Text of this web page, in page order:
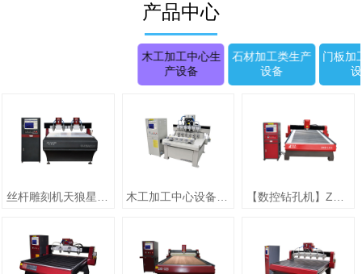
产品中心
木工加工中心生
产设备
石材加工类生产
设备
门板加